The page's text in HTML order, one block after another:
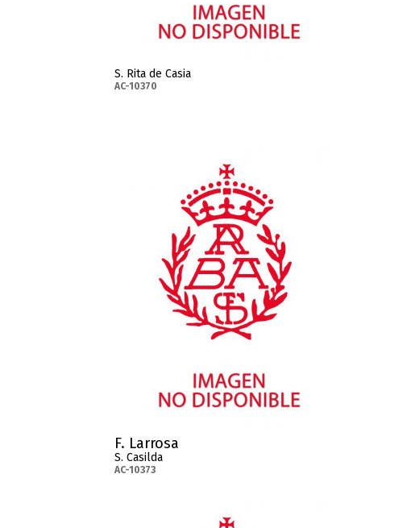
S. Rita de Casia
AC-10370
F. Larrosa
S. Casilda
AC-10373